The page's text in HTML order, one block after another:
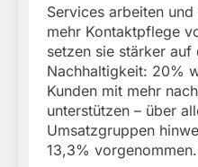
Services arbeiten
mehr Kontaktpflege
setzen sie stärker auf
Nachhaltigkeit: 20%
Kunden mit mehr
unterstützen – über
Umsatzgruppen
13,3% vorgenommen.